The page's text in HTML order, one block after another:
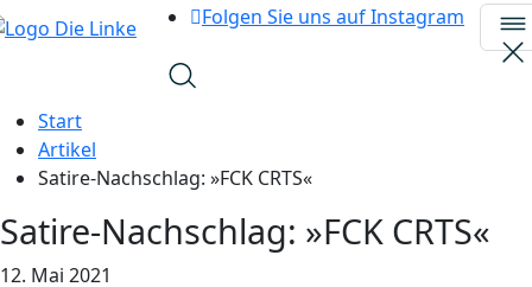
Folgen Sie uns auf Instagram
Start
Artikel
Satire-Nachschlag: »FCK CRTS«
Satire-Nachschlag: »FCK CRTS«
12. Mai 2021